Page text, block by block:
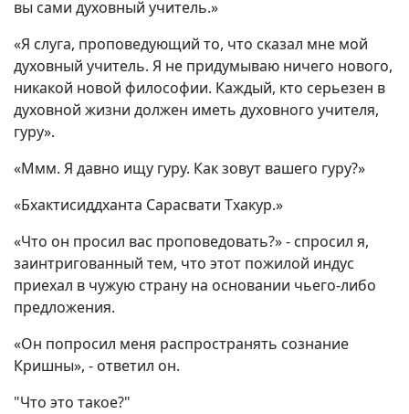
вы сами духовный учитель.»
«Я слуга, проповедующий то, что сказал мне мой
духовный учитель. Я не придумываю ничего нового,
никакой новой философии. Каждый, кто серьезен в
духовной жизни должен иметь духовного учителя,
гуру».
«Ммм. Я давно ищу гуру. Как зовут вашего гуру?»
«Бхактисиддханта Сарасвати Тхакур.»
«Что он просил вас проповедовать?» - спросил я,
заинтригованный тем, что этот пожилой индус
приехал в чужую страну на основании чьего-либо
предложения.
«Он попросил меня распространять сознание
Кришны», - ответил он.
"Что это такое?"